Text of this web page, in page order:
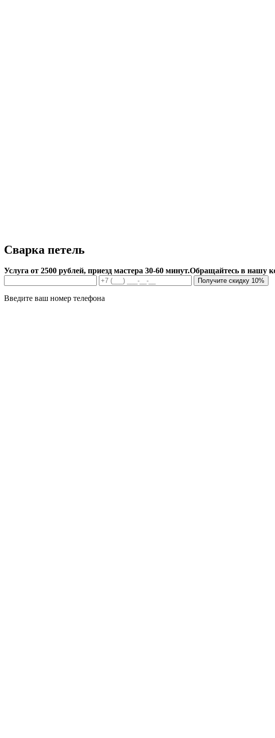
Сварка петель
Услуга от 2500 рублей, приезд мастера 30-60 минут.Обращайтесь в нашу
Получите скидку 10%
Введите ваш номер телефона